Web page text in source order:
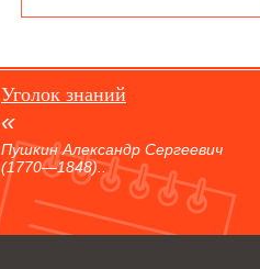
Уголок знаний
Пушкин Александр Сергеевич
(1770—1848)..